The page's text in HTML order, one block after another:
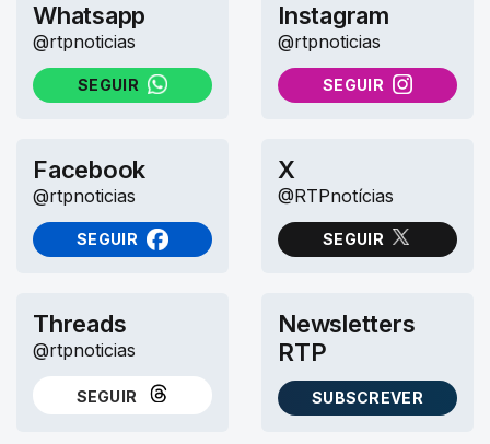
Whatsapp
@rtpnoticias
SEGUIR
NO WHATSAPP
Instagram
@rtpnoticias
SEGUIR
NO INSTAGRAM
Facebook
@rtpnoticias
SEGUIR
NO FACEBOOK
X
@RTPnotícias
SEGUIR
NO X (TWITTER)
Threads
@rtpnoticias
SEGUIR
NO THREADS
Newsletters
RTP
SUBSCREVER
AS NEWSLETTERS RTP